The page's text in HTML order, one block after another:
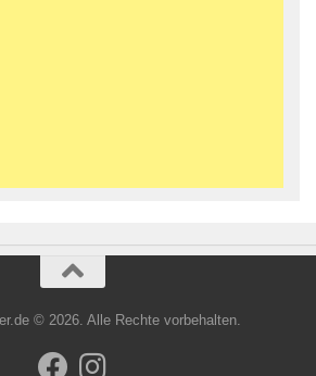
© 2026. Alle Rechte vorbehalten.